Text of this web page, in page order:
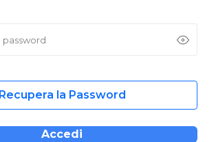
Recupera la Password
Accedi